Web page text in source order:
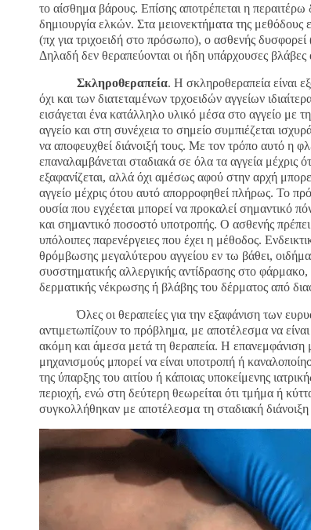
το αίσθημα βάρους. Επίσης αποτρέπεται η περαιτέρω
δημιουργία ελκών. Στα μειονεκτήματα της μεθόδους
(πχ για τριχοειδή στο πρόσωπο), ο ασθενής
Δηλαδή δεν θεραπεύονται οι ήδη υπάρχουσες βλάβες
Σκληροθεραπεία. Η σκληροθεραπεία είναι
όχι και των διατεταμένων τρχοειδών αγγείων
εισάγεται ένα κατάλληλο υλικό μέσα στο αγγείο με
αγγείο και στη συνέχεια το σημείο συμπιέζεται
να αποφευχθεί διάνοιξή τους. Με τον τρόπο αυτό η
επαναλαμβάνεται σταδιακά σε όλα τα αγγεία μέχρις
εξαφανίζεται, αλλά όχι αμέσως αφού στην αρχή
αγγείο μέχρις ότου αυτό απορροφηθεί πλήρως. Το
ουσία που εγχέεται μπορεί να προκαλεί σημαντικό
και σημαντικό ποσοστό υποτροπής. Ο ασθενής
υπόλοιπες παρενέργειες που έχει η μέθοδος.
θρόμβωσης μεγαλύτερου αγγείου εν τω βάθει,
συσστηματικής αλλεργικής αντίδρασης στο
δερματικής νέκρωσης ή βλάβης του δέρματος από
Όλες οι θεραπείες για την εξαφάνιση των
αντιμετωπίζουν το πρόβλημα, με αποτέλεσμα να
ακόμη και άμεσα μετά τη θεραπεία. Η επανεμφάνιση
μηχανισμούς μπορεί να είναι υποτροπή ή
της ύπαρξης του αιτίου ή κάποιας υποκείμενης
περιοχή, ενώ στη δεύτερη θεωρείται ότι τμήμα ή
συγκολλήθηκαν με αποτέλεσμα τη σταδιακή